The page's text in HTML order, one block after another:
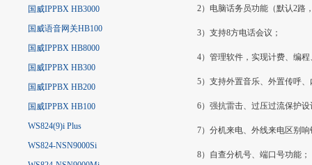
国威IPPBX HB3000
国威语音网关HB100
国威IPPBX HB8000
国威IPPBX HB300
国威IPPBX HB200
国威IPPBX HB100
WS824(9)i Plus
WS824-NSN9000Si
2）电脑话务员功能（默认2路
3）支持8方电话会议；
4）管理软件，实现计费、编
5）支持外置音乐、外置传呼
6）强抗雷击、过压过流保护
7）分机来电、外线来电区别响
8）自查分机号、端口号功能；